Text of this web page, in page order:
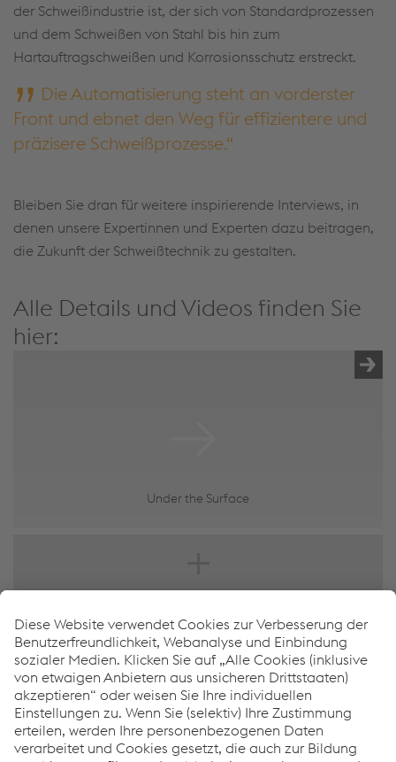
der Schweißindustrie ist, der sich von Standardprozessen
und dem Schweißen von Stahl bis hin zum
Hartauftragschweißen und Korrosionsschutz erstreckt.
Die Automatisierung steht an vorderster
Front und ebnet den Weg für effizientere und
präzisere Schweißprozesse.
Bleiben Sie dran für weitere inspirierende Interviews, in
denen unsere Expertinnen und Experten dazu beitragen,
die Zukunft der Schweißtechnik zu gestalten.
Alle Details und Videos finden Sie
hier:
Under the Surface
Wie können wir Ihnen helfen?
Wenn Sie Fragen oder Feedback haben, können Sie uns
gerne kontaktieren. Wir helfen Ihnen gerne!
Kontaktieren Sie uns